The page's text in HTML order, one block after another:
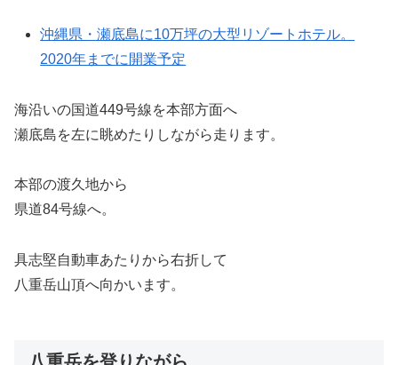
沖縄県・瀬底島に10万坪の大型リゾートホテル。
2020年までに開業予定
海沿いの国道449号線を本部方面へ
瀬底島を左に眺めたりしながら走ります。
本部の渡久地から
県道84号線へ。
具志堅自動車あたりから右折して
八重岳山頂へ向かいます。